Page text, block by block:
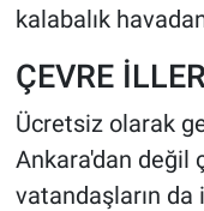
kalabalık
ÇEVRE
Ücretsiz olarak
Ankara'dan değil
vatandaşların